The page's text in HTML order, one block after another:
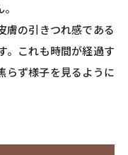
膚の引きつれ感である
。これも時間が経過す
らず様子を見るように